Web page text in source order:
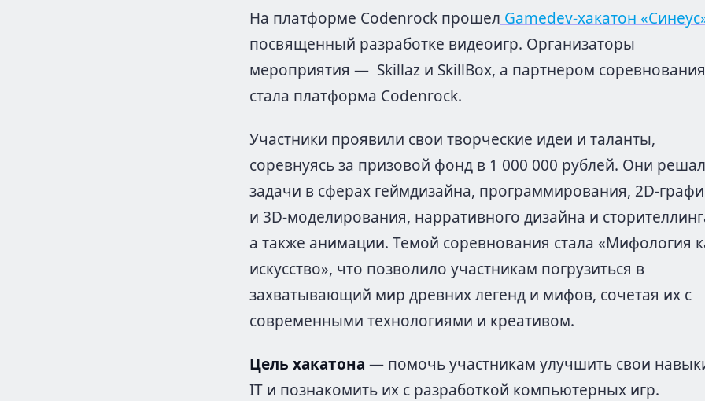
На платформе Codenrock прошел Gamedev-хакатон
посвященный разработке видеоигр. Организаторы
мероприятия — Skillaz и SkillBox, а партнером соревнования
стала платформа Codenrock.
Участники проявили свои творческие идеи и таланты,
соревнуясь за призовой фонд в 1 000 000 рублей. Они
задачи в сферах геймдизайна, программирования, 2D-
и 3D-моделирования, нарративного дизайна и
а также анимации. Темой соревнования стала «Мифология
искусство», что позволило участникам погрузиться в
захватывающий мир древних легенд и мифов, сочетая их с
современными технологиями и креативом.
Цель хакатона — помочь участникам улучшить свои
IT и познакомить их с разработкой компьютерных игр.